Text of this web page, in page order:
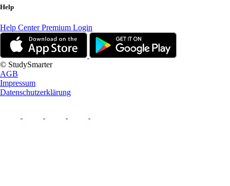
Help
Help CenterPremium Login
© StudySmarter
AGB
Impressum
Datenschutzerklärung